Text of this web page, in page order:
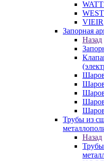
VIEIR
Запорная
Назад
Трубы из
Назад